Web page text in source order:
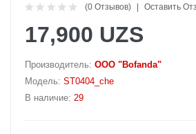
(0 Отзывов) Оставить
17,900 UZS
Производитель: OOO "Bofanda"
Модель: ST0404_che
В наличие: 29